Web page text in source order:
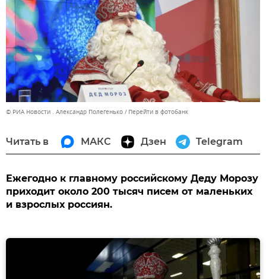
© РИА Новости . Александр Полегенько Перейти в фотобанк
Читать в МАКС Дзен Telegram
Ежегодно к главному российскому Деду Морозу
приходит около 200 тысяч писем от маленьких
и взрослых россиян.